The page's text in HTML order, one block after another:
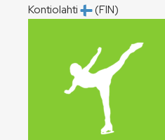
Kontiolahti
(FIN)